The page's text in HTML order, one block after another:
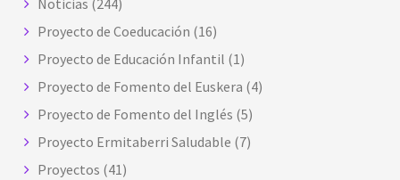
Noticias (244)
Proyecto de Coeducación (16)
Proyecto de Educación Infantil (1)
Proyecto de Fomento del Euskera (4)
Proyecto de Fomento del Inglés (5)
Proyecto Ermitaberri Saludable (7)
Proyectos (41)